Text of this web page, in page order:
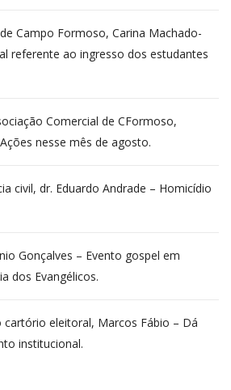
Campo Formoso, Carina Machado-
referente ao ingresso dos estudantes
Comercial de CFormoso,
nesse mês de agosto.
civil, dr. Eduardo Andrade – Homicídio
Gonçalves – Evento gospel em
dos Evangélicos.
cartório eleitoral, Marcos Fábio – Dá
institucional.